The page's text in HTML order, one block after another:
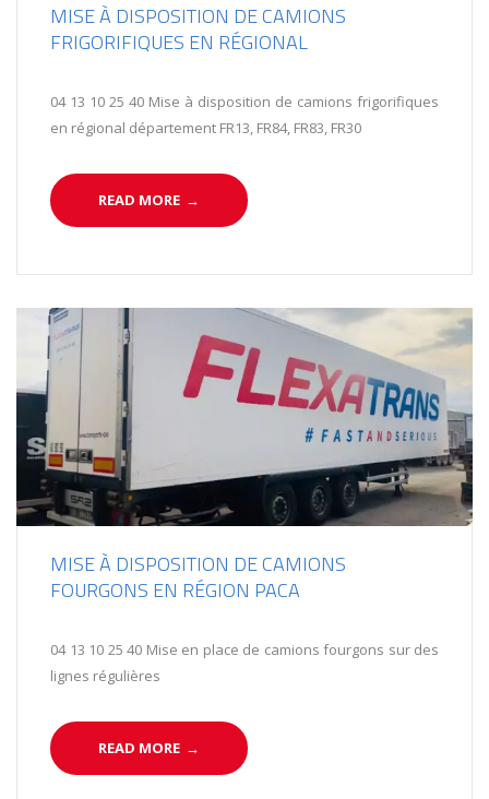
MISE À DISPOSITION DE CAMIONS
FRIGORIFIQUES EN RÉGIONAL
04 13 10 25 40 Mise à disposition de camions frigorifiques
en régional département FR13, FR84, FR83, FR30
READ MORE →
MISE À DISPOSITION DE CAMIONS
FOURGONS EN RÉGION PACA
04 13 10 25 40 Mise en place de camions fourgons sur des
lignes régulières
READ MORE →